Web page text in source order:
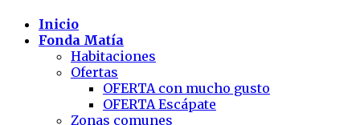
Inicio
Fonda Matía
Habitaciones
Ofertas
OFERTA con mucho gusto
OFERTA Escápate
Zonas comunes